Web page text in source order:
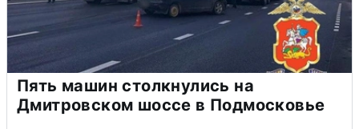
Пять машин столкнулись на
Дмитровском шоссе в Подмосковье